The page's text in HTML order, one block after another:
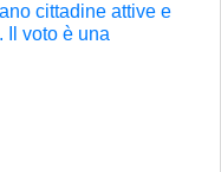
cittadine attive e
Il voto è una